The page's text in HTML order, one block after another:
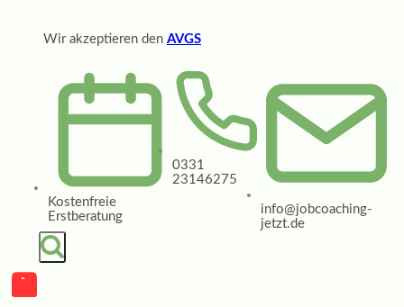
Wir akzeptieren den AVGS
Kostenfreie
Erstberatung
0331
23146275
info@jobcoaching-
jetzt.de